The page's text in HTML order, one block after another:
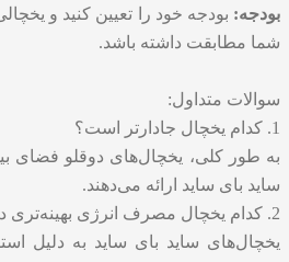
بودجه: بودجه خود را تعیین کنید و
شما مطابقت داشته باشد.
سوالات متداول:
1. کدام یخچال جادارتر است؟
به طور کلی، یخچال‌های دوقلو فضای
ساید بای ساید ارائه می‌دهند.
2. کدام یخچال مصرف انرژی بهینه‌تری دارد؟
یخچال‌های ساید بای ساید به دلیل